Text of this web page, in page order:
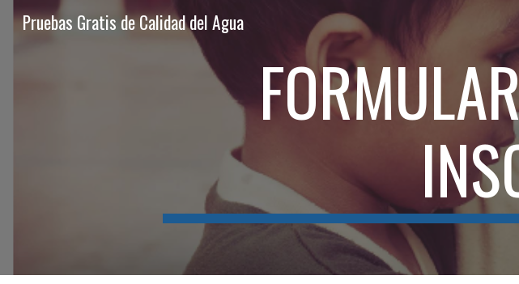
Skip to main content
Pruebas Gratis de Calidad del Agua